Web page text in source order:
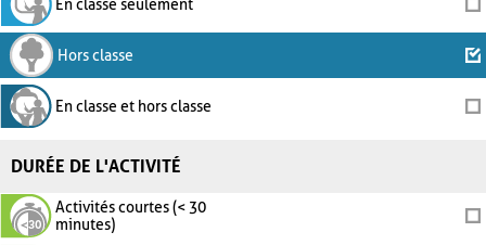
En classe seulement
Hors classe
En classe et hors classe
DURÉE DE L'ACTIVITÉ
Activités courtes (< 30
minutes)